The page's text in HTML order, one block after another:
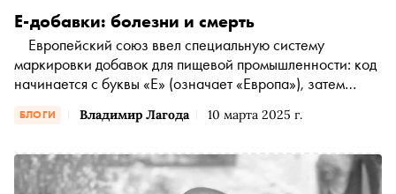
БЛОГИ Владимир Лагода 10 марта 2025 г.
Е-добавки: болезни и смерть
Европейский союз ввел специальную систему
маркировки добавок для пищевой промышленности: код
начинается с буквы «Е» (означает «Европа»), затем